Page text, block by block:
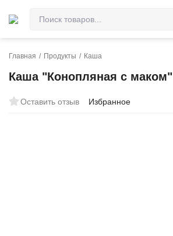
Главная / Продукты / Каша
Каша "Конопляная с маком"
Оставить отзыв Избранное